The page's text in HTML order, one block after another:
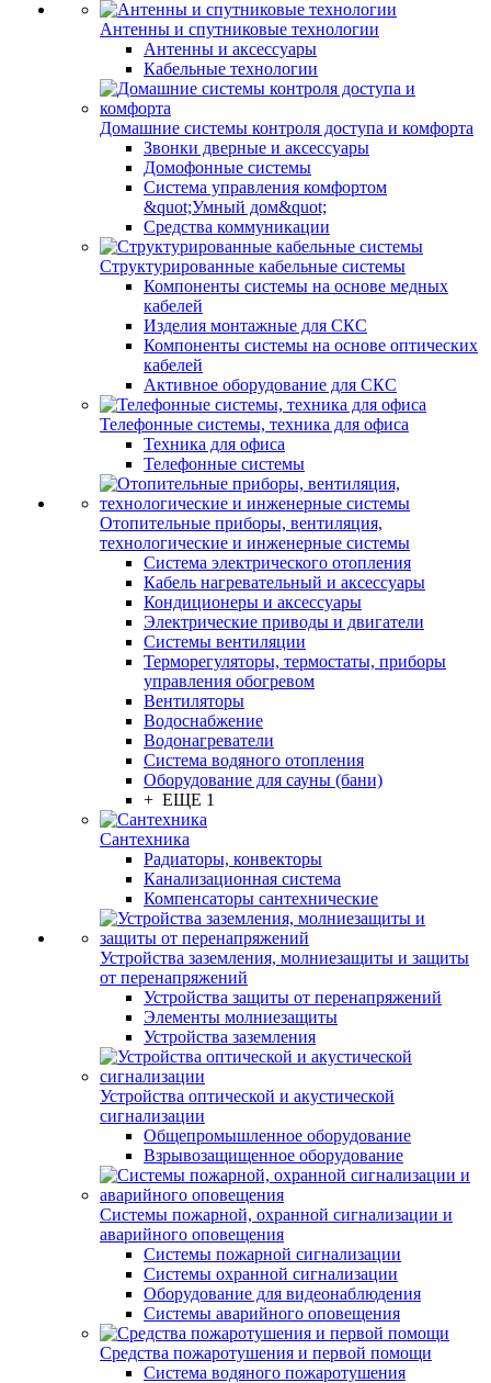
Антенны и спутниковые технологии
Антенны и аксессуары
Кабельные технологии
Домашние системы контроля доступа и комфорта
Звонки дверные и аксессуары
Домофонные системы
Система управления комфортом
&quot;Умный дом&quot;
Средства коммуникации
Структурированные кабельные системы
Компоненты системы на основе медных
кабелей
Изделия монтажные для СКС
Компоненты системы на основе оптических
кабелей
Активное оборудование для СКС
Телефонные системы, техника для офиса
Техника для офиса
Телефонные системы
Отопительные приборы, вентиляция,
технологические и инженерные системы
Система электрического отопления
Кабель нагревательный и аксессуары
Кондиционеры и аксессуары
Электрические приводы и двигатели
Системы вентиляции
Терморегуляторы, термостаты, приборы
управления обогревом
Вентиляторы
Водоснабжение
Водонагреватели
Система водяного отопления
Оборудование для сауны (бани)
+ ЕЩЕ 1
Сантехника
Радиаторы, конвекторы
Канализационная система
Компенсаторы сантехнические
Устройства заземления, молниезащиты и защиты
от перенапряжений
Устройства защиты от перенапряжений
Элементы молниезащиты
Устройства заземления
Устройства оптической и акустической
сигнализации
Общепромышленное оборудование
Взрывозащищенное оборудование
Системы пожарной, охранной сигнализации и
аварийного оповещения
Системы пожарной сигнализации
Системы охранной сигнализации
Оборудование для видеонаблюдения
Системы аварийного оповещения
Средства пожаротушения и первой помощи
Система водяного пожаротушения